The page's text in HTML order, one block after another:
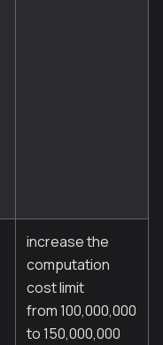
increase the
computation
cost limit
from 100,000,000
to 150,000,000